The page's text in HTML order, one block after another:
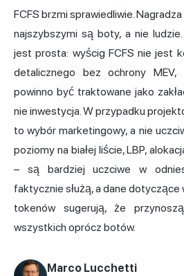
FCFS brzmi sprawiedliwie.
najszybszymi są boty, a nie
jest prosta: wyścig FCFS nie jest
detalicznego bez ochrony MEV,
powinno być traktowane jako
nie inwestycja. W przypadku
to wybór marketingowy, a nie
poziomy na białej liście, LBP,
– są bardziej uczciwe w
faktycznie służą, a dane
tokenów sugerują, że
wszystkich oprócz botów.
Marco Lucchetti